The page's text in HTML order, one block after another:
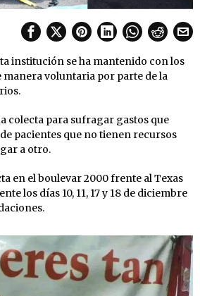
institución se ha mantenido con los
manera voluntaria por parte de la
colecta para sufragar gastos que
pacientes que no tienen recursos
a otro.
en el boulevar 2000 frente al Texas
los días 10, 11, 17 y 18 de diciembre